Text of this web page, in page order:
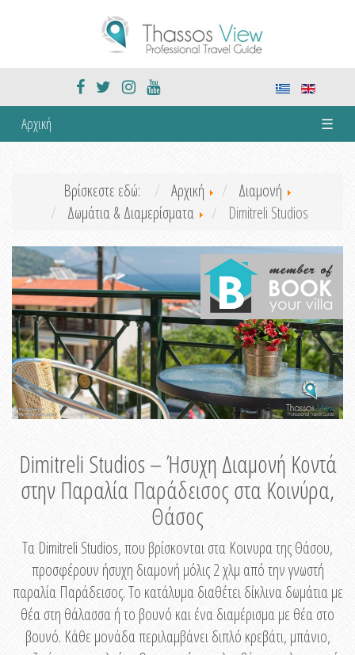
Αρχική ☰
Βρίσκεστε εδώ: Αρχική
Διαμονή
Δωμάτια & Διαμερίσματα
Dimitreli Studios
Dimitreli Studios – Ήσυχη Διαμονή Κοντά
στην Παραλία Παράδεισος στα Κοινύρα,
Θάσος
Τα Dimitreli Studios, που βρίσκονται στα Κοινυρα της Θάσου,
προσφέρουν ήσυχη διαμονή μόλις 2 χλμ από την γνωστή
παραλία Παράδεισος. Το κατάλυμα διαθέτει δίκλινα δωμάτια με
θέα στη θάλασσα ή το βουνό και ένα διαμέρισμα με θέα στο
βουνό. Κάθε μονάδα περιλαμβάνει διπλό κρεβάτι, μπάνιο,